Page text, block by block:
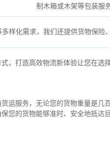
制木箱或木架等包装服务
样化需求，我们还提供货物保险
，打造高效物流新体验让您在选
运服务，无论您的货物重量是几
您的货物能够准时、安全地抵达目